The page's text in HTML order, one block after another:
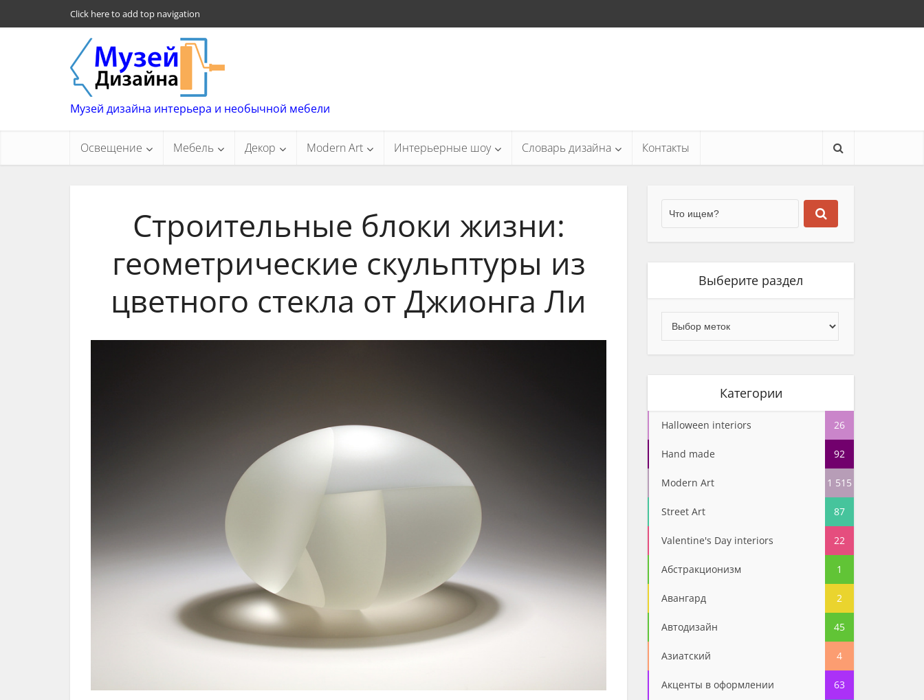
Click here to add top navigation
Музей дизайна интерьера и необычной мебели
Освещение Мебель Декор Modern Art Интерьерные шоу Словарь дизайна Контакты
Строительные блоки жизни:
геометрические скульптуры из
цветного стекла от Джионга Ли
Выберите раздел
Категории
Halloween interiors 26
Hand made 92
Modern Art 1 515
Street Art 87
Valentine's Day interiors 22
Абстракционизм 1
Авангард 2
Автодизайн 45
Азиатский 4
Акценты в оформлении 63